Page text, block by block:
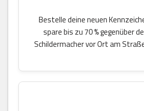
Bestelle deine neuen
spare bis zu 70 % gegenüber
Schildermacher vor Ort am